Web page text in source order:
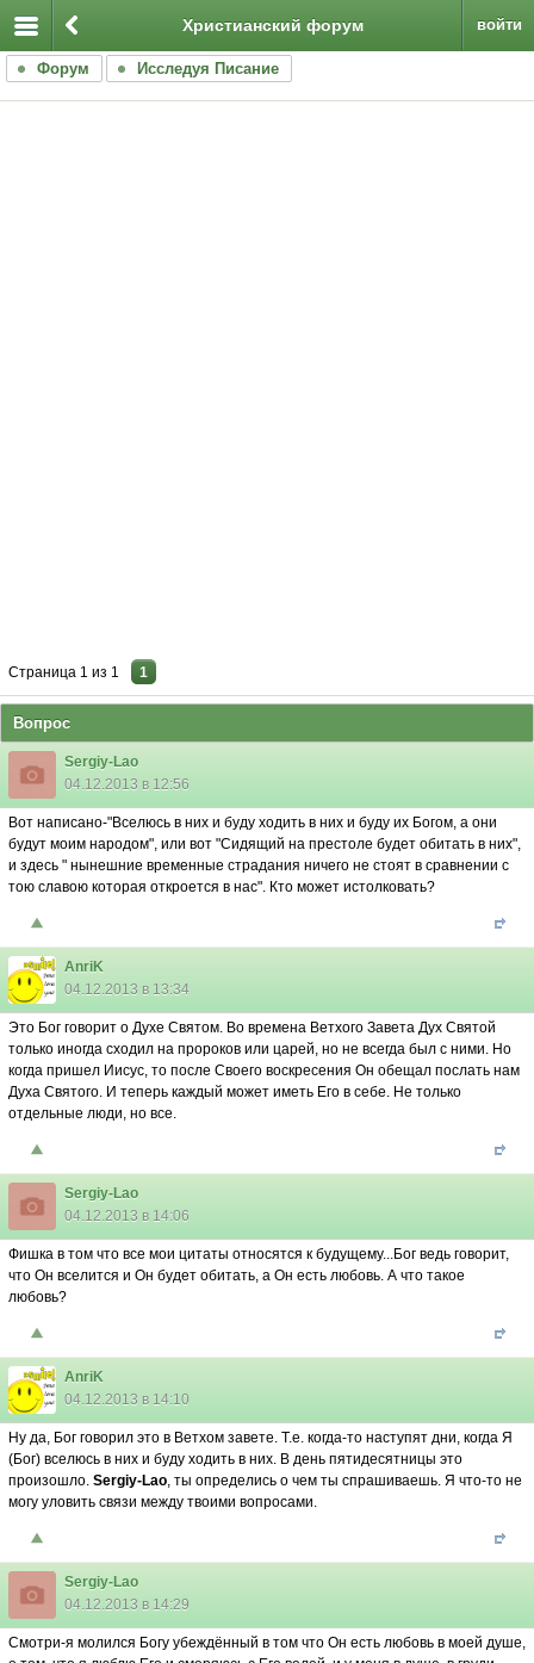
войти
Христианский форум
Форум Исследуя Писание
Страница 1 из 1 1
Вопрос
Sergiy-Lao
04.12.2013 в 12:56
Вот написано-"Вселюсь в них и буду ходить в них и буду их Богом, а они
будут моим народом", или вот "Сидящий на престоле будет обитать в них",
и здесь " нынешние временные страдания ничего не стоят в сравнении с
тою славою которая откроется в нас". Кто может истолковать?
AnriK
04.12.2013 в 13:34
Это Бог говорит о Духе Святом. Во времена Ветхого Завета Дух Святой
только иногда сходил на пророков или царей, но не всегда был с ними. Но
когда пришел Иисус, то после Своего воскресения Он обещал послать нам
Духа Святого. И теперь каждый может иметь Его в себе. Не только
отдельные люди, но все.
Sergiy-Lao
04.12.2013 в 14:06
Фишка в том что все мои цитаты относятся к будущему...Бог ведь говорит,
что Он вселится и Он будет обитать, а Он есть любовь. А что такое
любовь?
AnriK
04.12.2013 в 14:10
Ну да, Бог говорил это в Ветхом завете. Т.е. когда-то наступят дни, когда Я
(Бог) вселюсь в них и буду ходить в них. В день пятидесятницы это
произошло. Sergiy-Lao, ты определись о чем ты спрашиваешь. Я что-то не
могу уловить связи между твоими вопросами.
Sergiy-Lao
04.12.2013 в 14:29
Смотри-я молился Богу убеждённый в том что Он есть любовь в моей душе,